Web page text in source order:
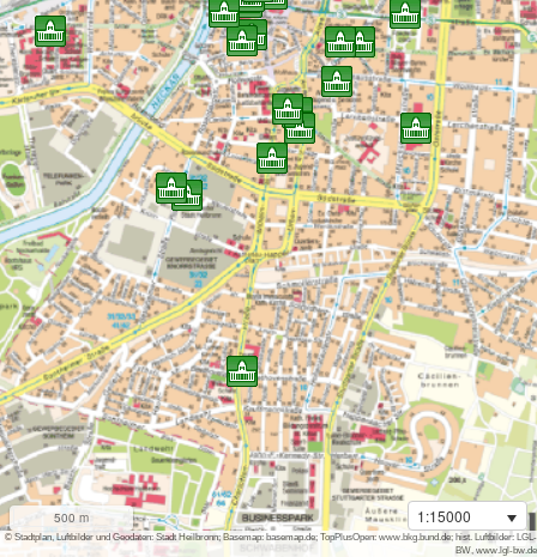
i
500 m 1:15000
© Stadtplan, Luftbilder und Geodaten: Stadt Heilbronn; Basemap: basemap.de; TopPlusOpen: www.bkg.bund.de; hist. Luftbilder: LGL-
BW, www.lgl-bw.de